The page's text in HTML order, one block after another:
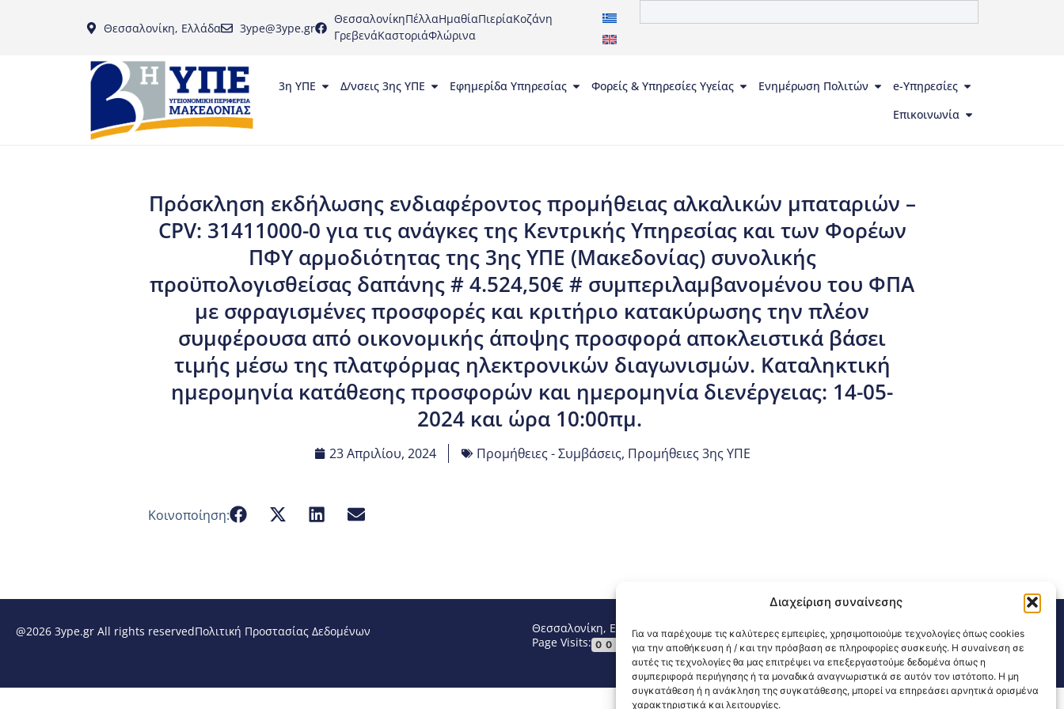
Διαχείριση συναίνεσης
Για να παρέχουμε τις καλύτερες εμπειρίες, χρησιμοποιούμε τεχνολογίες όπως cookies
για την αποθήκευση ή / και την πρόσβαση σε πληροφορίες συσκευής. Η συναίνεση σε
αυτές τις τεχνολογίες θα μας επιτρέψει να επεξεργαστούμε δεδομένα όπως η
συμπεριφορά περιήγησης ή τα μοναδικά αναγνωριστικά σε αυτόν τον ιστότοπο. Η μη
συγκατάθεση ή η ανάκληση της συγκατάθεσης, μπορεί να επηρεάσει αρνητικά ορισμένα
χαρακτηριστικά και λειτουργίες.
Θεσσαλονίκη, Ελλάδα 3ype@3ype.gr
ΘεσσαλονίκηΠέλλαΗμαθίαΠιερίαΚοζάνη
ΓρεβενάΚαστοριάΦλώρινα
3η ΥΠΕ Δ/νσεις 3ης ΥΠΕ Εφημερίδα Υπηρεσίας Φορείς & Υπηρεσίες Υγείας Ενημέρωση Πολιτών
e-Υπηρεσίες
Επικοινωνία
Πρόσκληση εκδήλωσης ενδιαφέροντος προμήθειας αλκαλικών μπαταριών –
CPV: 31411000-0 για τις ανάγκες της Κεντρικής Υπηρεσίας και των Φορέων
ΠΦΥ αρμοδιότητας της 3ης ΥΠΕ (Μακεδονίας) συνολικής
προϋπολογισθείσας δαπάνης # 4.524,50€ # συμπεριλαμβανομένου του ΦΠΑ
με σφραγισμένες προσφορές και κριτήριο κατακύρωσης την πλέον
συμφέρουσα από οικονομικής άποψης προσφορά αποκλειστικά βάσει
τιμής μέσω της πλατφόρμας ηλεκτρονικών διαγωνισμών. Καταληκτική
ημερομηνία κατάθεσης προσφορών και ημερομηνία διενέργειας: 14-05-
2024 και ώρα 10:00πμ.
23 Απριλίου, 2024 Προμήθειες - Συμβάσεις, Προμήθειες 3ης ΥΠΕ
Κοινοποίηση:
@2026 3ype.gr All rights reservedΠολιτική Προστασίας Δεδομένων Θεσσαλονίκη, ΕλλάδαΤηλ: +30 2311 226 200email: 3ype@3ype.gr
Page Visits: 00017 Website Visits: 1595362